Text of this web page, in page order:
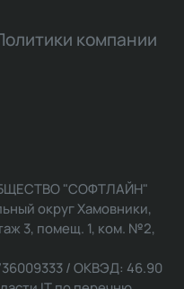
компании
"СОФТЛАЙН"
округ Хамовники,
3, помещ. 1, ком. №2,
/ ОКВЭД: 46.90